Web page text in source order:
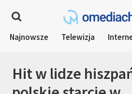
Najnowsze Telewizja
Hit w lidze